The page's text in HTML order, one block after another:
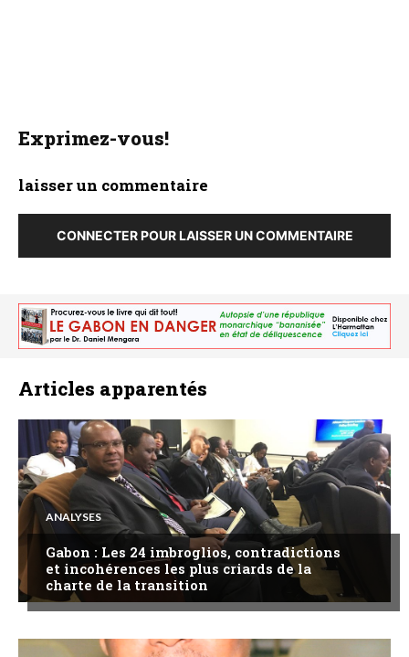
Exprimez-vous!
laisser un commentaire
CONNECTER POUR LAISSER UN COMMENTAIRE
Articles apparentés
ANALYSES
Gabon : Les 24 imbroglios, contradictions
et incohérences les plus criards de la
charte de la transition